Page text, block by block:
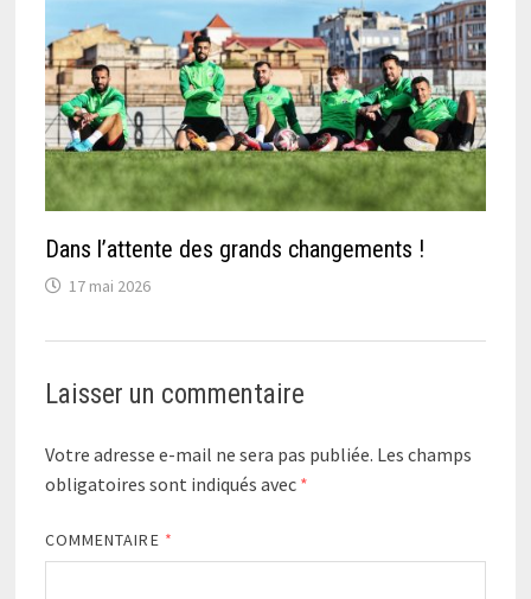
Dans l’attente des grands changements !
17 mai 2026
Laisser un commentaire
Votre adresse e-mail ne sera pas publiée. Les champs
obligatoires sont indiqués avec *
COMMENTAIRE *